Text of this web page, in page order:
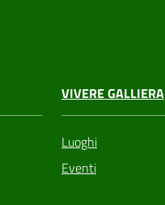
VIVERE GALLIERA
Luoghi
Eventi